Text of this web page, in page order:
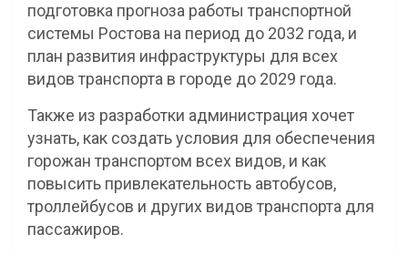
подготовка прогноза работы транспортной
системы Ростова на период до 2032 года, и
план развития инфраструктуры для всех
видов транспорта в городе до 2029 года.
Также из разработки администрация хочет
узнать, как создать условия для обеспечения
горожан транспортом всех видов, и как
повысить привлекательность автобусов,
троллейбусов и других видов транспорта для
пассажиров.